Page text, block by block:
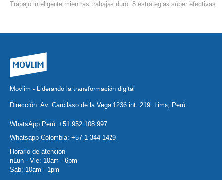
Trabajo inteligente mientras trabajas duro: 8 estrategias súper efectivas
Movlim - Liderando la transformación digital
Dirección: Av. Garcilaso de la Vega 1236 int. 219. Lima, Perú.
WhatsApp Perú: +51 952 108 997
Whatsapp Colombia: +57 1 344 1429
Horario de atención
nLun - Vie: 10am - 6pm
Sab: 10am - 1pm